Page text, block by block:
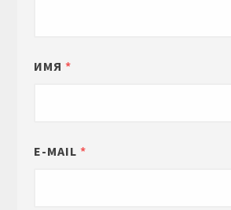
ИМЯ *
E-MAIL *